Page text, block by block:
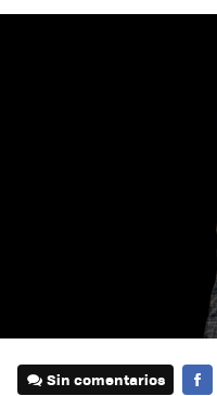
Sin comentarios